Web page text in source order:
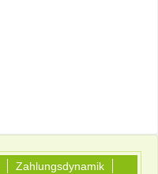
Zahlungsdynamik